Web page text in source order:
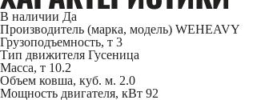
В наличии Да
Производитель (марка, модель) WEHEAVY
Грузоподъемность, т 3
Тип движителя Гусеница
Масса, т 10.2
Объем ковша, куб. м. 2.0
Мощность двигателя, кВт 92